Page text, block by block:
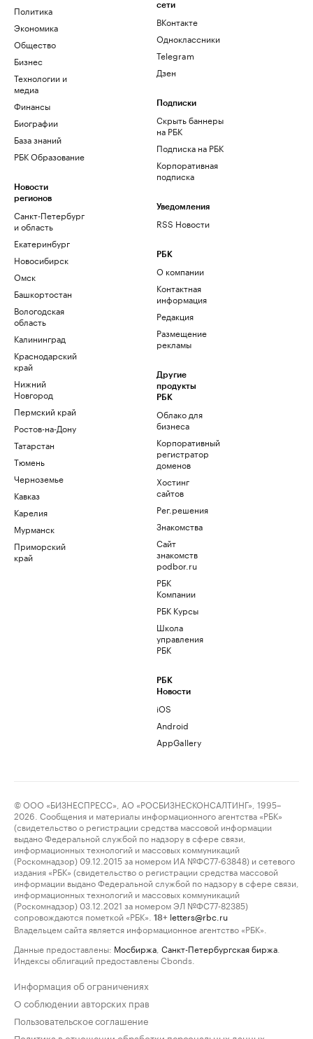
Политика
Экономика
Общество
Бизнес
Технологии и
медиа
Финансы
Биографии
База знаний
РБК Образование
Новости
регионов
Санкт-Петербург
и область
Екатеринбург
Новосибирск
Омск
Башкортостан
Вологодская
область
Калининград
Краснодарский
край
Нижний
Новгород
Пермский край
Ростов-на-Дону
Татарстан
Тюмень
Черноземье
Кавказ
Карелия
Мурманск
Приморский
край
сети
ВКонтакте
Одноклассники
Telegram
Дзен
Подписки
Скрыть баннеры
на РБК
Подписка на РБК
Корпоративная
подписка
Уведомления
RSS Новости
РБК
О компании
Контактная
информация
Редакция
Размещение
рекламы
Другие
продукты
РБК
Облако для
бизнеса
Корпоративный
регистратор
доменов
Хостинг
сайтов
Рег.решения
Знакомства
Сайт
знакомств
podbor.ru
РБК
Компании
РБК Курсы
Школа
управления
РБК
РБК
Новости
iOS
Android
AppGallery
© ООО «БИЗНЕСПРЕСС», АО «РОСБИЗНЕСКОНСАЛТИНГ», 1995–
2026. Сообщения и материалы информационного агентства «РБК»
(свидетельство о регистрации средства массовой информации
выдано Федеральной службой по надзору в сфере связи,
информационных технологий и массовых коммуникаций
(Роскомнадзор) 09.12.2015 за номером ИА №ФС77-63848) и сетевого
издания «РБК» (свидетельство о регистрации средства массовой
информации выдано Федеральной службой по надзору в сфере связи,
информационных технологий и массовых коммуникаций
(Роскомнадзор) 03.12.2021 за номером ЭЛ №ФС77-82385)
сопровождаются пометкой «РБК».
18+ letters@rbc.ru
Владельцем сайта является информационное агентство «РБК».
Данные предоставлены: Мосбиржа Санкт-Петербургская биржа
Индексы облигаций предоставлены Cbonds.
Информация об ограничениях
О соблюдении авторских прав
Пользовательское соглашение